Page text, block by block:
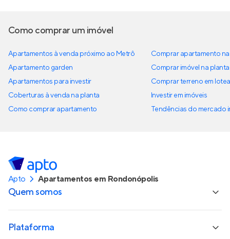
Como comprar um imóvel
Apartamentos à venda próximo ao Metrô
Apartamento garden
Apartamentos para investir
Coberturas à venda na planta
Como comprar apartamento
Comprar apartamento
Comprar imóvel na planta
Comprar terreno em
Investir em imóveis
Tendências do mercado
Apto Apartamentos em Rondonópolis
Quem somos
Plataforma